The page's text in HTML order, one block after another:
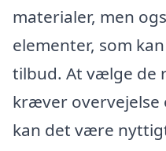
materialer, men
elementer, som
tilbud. At vælge de
kræver overvejelse
kan det være